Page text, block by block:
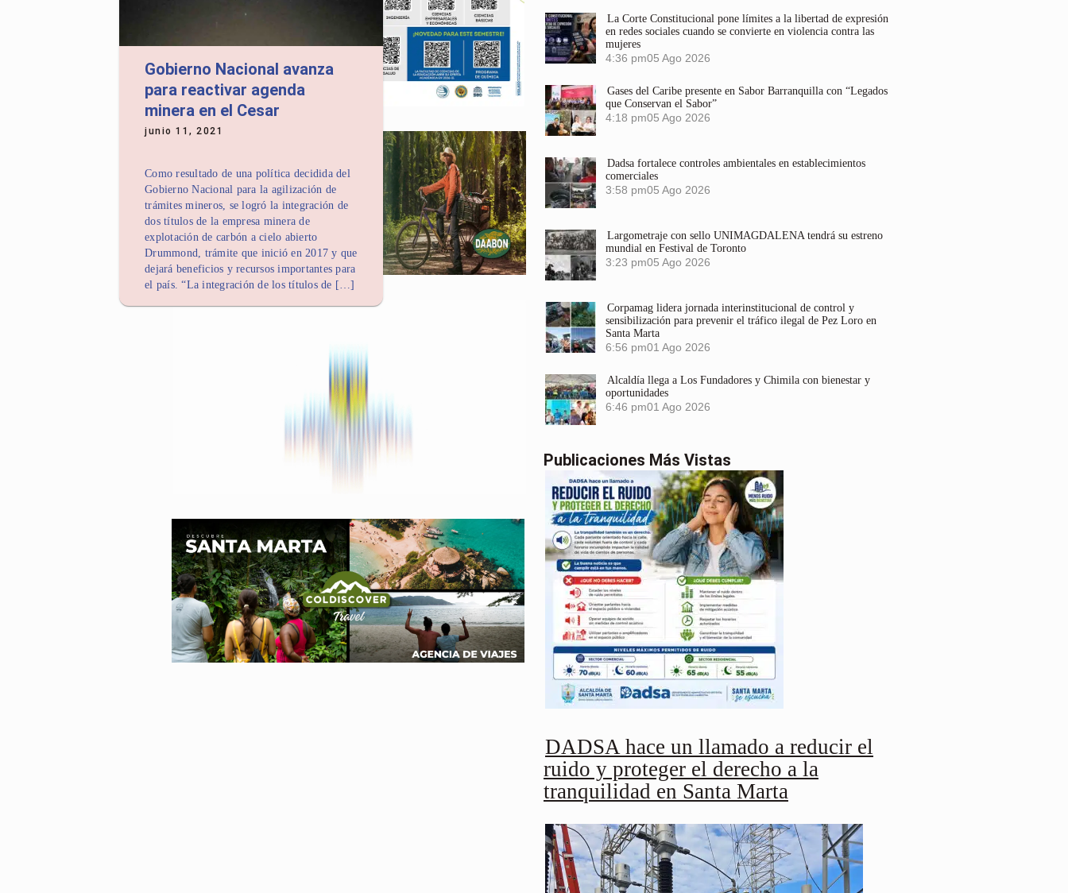
Gobierno Nacional avanza
para reactivar agenda
minera en el Cesar
junio 11, 2021
Como resultado de una política decidida del
Gobierno Nacional para la agilización de
trámites mineros, se logró la integración de
dos títulos de la empresa minera de
explotación de carbón a cielo abierto
Drummond, trámite que inició en 2017 y que
dejará beneficios y recursos importantes para
el país. “La integración de los títulos de […]
La Corte Constitucional pone límites a la libertad de expresión
en redes sociales cuando se convierte en violencia contra las
mujeres
4:36 pm05 Ago 2026
Gases del Caribe presente en Sabor Barranquilla con “Legados
que Conservan el Sabor”
4:18 pm05 Ago 2026
Dadsa fortalece controles ambientales en establecimientos
comerciales
3:58 pm05 Ago 2026
Largometraje con sello UNIMAGDALENA tendrá su estreno
mundial en Festival de Toronto
3:23 pm05 Ago 2026
Corpamag lidera jornada interinstitucional de control y
sensibilización para prevenir el tráfico ilegal de Pez Loro en
Santa Marta
6:56 pm01 Ago 2026
Alcaldía llega a Los Fundadores y Chimila con bienestar y
oportunidades
6:46 pm01 Ago 2026
Publicaciones Más Vistas
DADSA hace un llamado a reducir el
ruido y proteger el derecho a la
tranquilidad en Santa Marta